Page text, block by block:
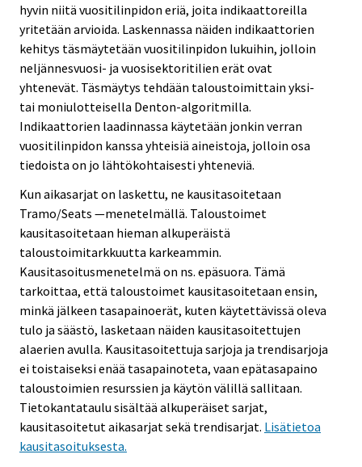
hyvin niitä vuositilinpidon eriä, joita indikaattoreilla
yritetään arvioida. Laskennassa näiden indikaattorien
kehitys täsmäytetään vuositilinpidon lukuihin, jolloin
neljännesvuosi- ja vuosisektoritilien erät ovat
yhtenevät. Täsmäytys tehdään taloustoimittain yksi-
tai moniulotteisella Denton-algoritmilla.
Indikaattorien laadinnassa käytetään jonkin verran
vuositilinpidon kanssa yhteisiä aineistoja, jolloin osa
tiedoista on jo lähtökohtaisesti yhteneviä.
Kun aikasarjat on laskettu, ne kausitasoitetaan
Tramo/Seats —menetelmällä. Taloustoimet
kausitasoitetaan hieman alkuperäistä
taloustoimitarkkuutta karkeammin.
Kausitasoitusmenetelmä on ns. epäsuora. Tämä
tarkoittaa, että taloustoimet kausitasoitetaan ensin,
minkä jälkeen tasapainoerät, kuten käytettävissä oleva
tulo ja säästö, lasketaan näiden kausitasoitettujen
alaerien avulla. Kausitasoitettuja sarjoja ja trendisarjoja
ei toistaiseksi enää tasapainoteta, vaan epätasapaino
taloustoimien resurssien ja käytön välillä sallitaan.
Tietokantataulu sisältää alkuperäiset sarjat,
kausitasoitetut aikasarjat sekä trendisarjat. Lisätietoa
kausitasoituksesta.